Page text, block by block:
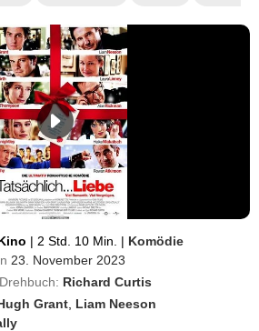
| 2 Std. 10 Min. | Komödie
23. November 2023
Drehbuch: Richard Curtis
Grant Liam Neeson